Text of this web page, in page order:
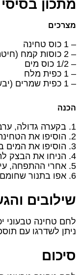
מתכון
מצרכים
– 1 כוס טחינה
– 2 כוסות קמח (חיטה או ללא גלוטן)
– 1/2 כוס מים
– 1 כפית מלח
– 1 כפית שמרים (יבשים או טריים)
הכנה
1. בקערה גדולה, ערבבו את קמח והשמרים.
2. הוסיפו את הטחינה ומלח, וערבבו היטב.
3. הוסיפו את המים בהדרגה ולשו את הבצק עד שהוא חלק ואחיד.
4. הניחו את הבצק להתפחה במשך שעה במקום חמים.
5. אחרי ההתפחה, עיצבו את הלחם על תבנית מרופדת והניחו להתפחה נוספת של 30 דקות.
6. אפו בתנור שחומם מראש ל-180 מעלות במשך 25-30 דקות, עד שהלחם זהוב וקפיצי למגע.
שילובים
לחם טחינה טבעוני
ניתן לשדרגו עם
סיכום